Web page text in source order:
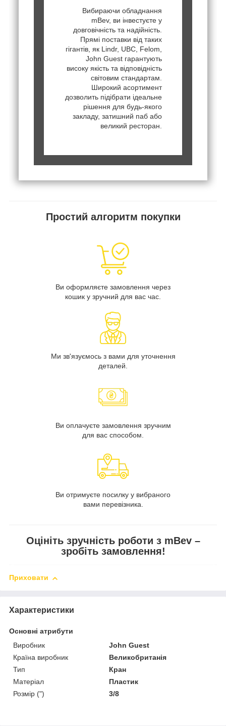
Вибираючи обладнання
mBev, ви інвестуєте у
довговічність та надійність.
Прямі поставки від таких
гігантів, як Lindr, UBC, Felom,
John Guest гарантують
високу якість та відповідність
світовим стандартам.
Широкий асортимент
дозволить підібрати ідеальне
рішення для будь-якого
закладу, затишний паб або
великий ресторан.
Простий алгоритм покупки
Ви оформляєте замовлення через
кошик у зручний для вас час.
Ми зв'язуємось з вами для уточнення
деталей.
Ви оплачуєте замовлення зручним
для вас способом.
Ви отримуєте посилку у вибраного
вами перевізника.
Оцініть зручність роботи з mBev –
зробіть замовлення!
Приховати
Характеристики
Основні атрибути
Виробник
John Guest
Країна виробник
Великобританія
Тип
Кран
Матеріал
Пластик
Розмір (")
3/8